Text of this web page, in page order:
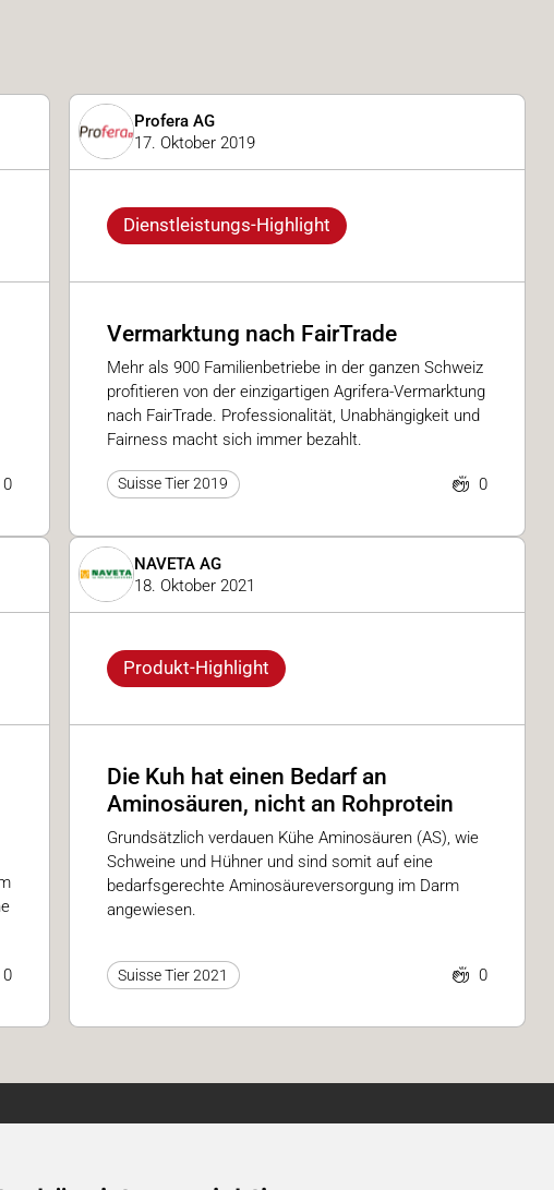
0
Profera AG
17. Oktober 2019
Dienstleistungs-Highlight
Vermarktung nach FairTrade
Mehr als 900 Familienbetriebe in der ganzen Schweiz
profitieren von der einzigartigen Agrifera-Vermarktung
nach FairTrade. Professionalität, Unabhängigkeit und
Fairness macht sich immer bezahlt.
Suisse Tier 2019 0
0
NAVETA AG
18. Oktober 2021
Produkt-Highlight
Die Kuh hat einen Bedarf an
Aminosäuren, nicht an Rohprotein
Grundsätzlich verdauen Kühe Aminosäuren (AS), wie
Schweine und Hühner und sind somit auf eine
bedarfsgerechte Aminosäureversorgung im Darm
angewiesen.
Suisse Tier 2021 0